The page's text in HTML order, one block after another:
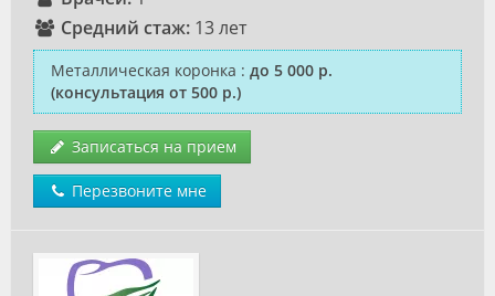
Средний стаж:13 лет
Металлическая коронка : до 5 000 р.
(консультация от 500 р.)
Записаться на прием
Перезвоните мне